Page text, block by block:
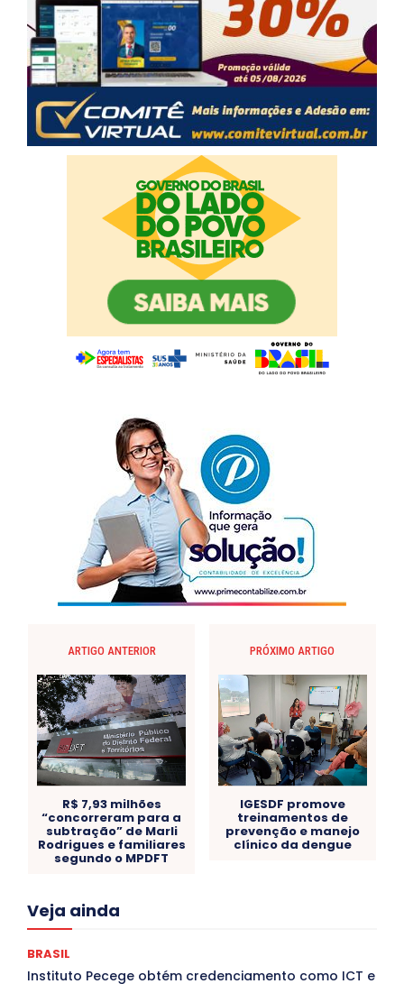
ARTIGO ANTERIOR
R$ 7,93 milhões
“concorreram para a
subtração” de Marli
Rodrigues e familiares
segundo o MPDFT
PRÓXIMO ARTIGO
IGESDF promove
treinamentos de
prevenção e manejo
clínico da dengue
Veja ainda
Acre
Congressuanas & Esplanadumas
Crônica Política
BRASIL
Instituto Pecege obtém credenciamento como ICT e